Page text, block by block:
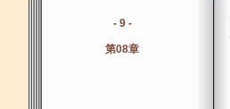
- 9 -
第08章